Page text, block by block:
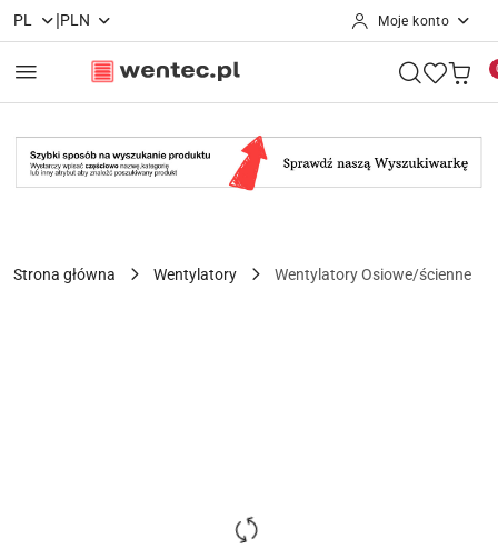
Przejdź do treści głównej
Przejdź do wyszukiwarki
Przejdź do moje konto
Przejdź do menu głównego
Przejdź do opisu produktu
Przejdź do stopki
PL |PLN Moje konto
Strona główna Wentylatory Wentylatory Osiowe/ścienne